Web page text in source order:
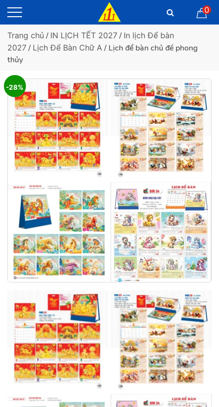
0
Trang chủ / IN LỊCH TẾT 2027 / In lịch Để bàn
2027 / Lịch Để Bàn Chữ A / Lịch để bàn chủ đề phong
thủy
-28%